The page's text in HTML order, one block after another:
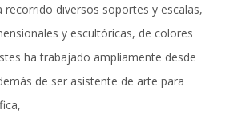
recorrido diversos soportes y escalas,
y escultóricas, de colores
ha trabajado ampliamente desde
de ser asistente de arte para